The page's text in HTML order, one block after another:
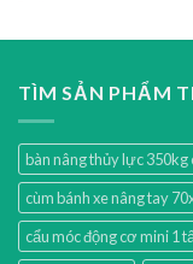
TÌM SẢN PHẨM
bàn nâng thủy lực 350kg
cùm bánh xe nâng tay
cẩu móc động cơ mini 1